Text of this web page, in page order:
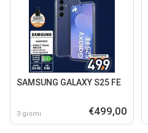
SAMSUNG GALAXY S25 FE
3 giorni €499,00